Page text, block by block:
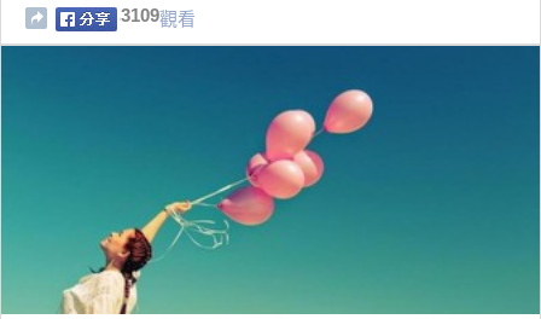
3109觀看